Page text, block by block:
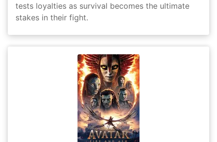
tests loyalties as survival becomes the ultimate
stakes in their fight.